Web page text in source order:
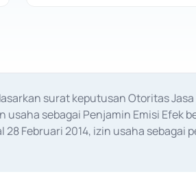
surat keputusan Otoritas
usaha sebagai Penjamin Emisi
Februari 2014, izin usaha sebagai